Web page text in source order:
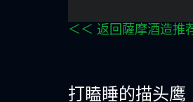
＜＜ 返回薩摩酒造推
打瞌睡的描头鹰